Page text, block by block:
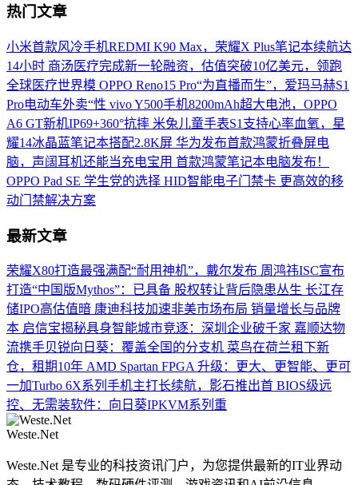
热门文章
小米首款风冷手机REDMI K90 Max，荣耀X Plus笔记本续航达
14小时 商汤医疗完成新一轮融资，估值突破10亿美元，领跑
全球医疗世界模 OPPO Reno15 Pro“为直播而生”，爱玛马赫S1
Pro电动车外卖“性 vivo Y500手机8200mAh超大电池，OPPO
A6 GT新机IP69+360°抗摔 米兔儿童手表S1支持心率血氧，星
耀14冰晶蓝笔记本搭配2.8K屏 华为发布首款鸿蒙折叠屏电
脑，声阔耳机还能当充电宝用 首款鸿蒙笔记本电脑发布！
OPPO Pad SE 学生党的选择 HID智能电子门禁卡 更高效的移
动门禁解决方案
最新文章
荣耀X80打造最强满配“耐用神机”，戴尔发布 周鸿祎ISC宣布
打造“中国版Mythos”：已具备 股权转让背后隐患丛生 长江存
储IPO高估值暗 康迪科技加速非美市场布局 销量增长与品牌
本 启信宝揭秘具身智能城市竞逐：深圳企业破千家 嘉顺达物
流携手贝锐向日葵：覆盖全国的分支机 菜鸟在荷兰租下新
仓，租期10年 AMD Spartan FPGA 升级：更大、更智能、更可
一加Turbo 6X系列手机主打长续航，影石推出首 BIOS级远
控、无需装软件：向日葵IPKVM系列重
Weste.Net
Weste.Net 是专业的科技资讯门户，为您提供最新的IT业界动